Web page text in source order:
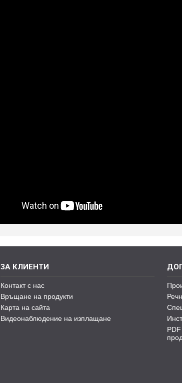
ЗА КЛИЕНТИ
Контакт с нас
Връщане на продукти
Карта на сайта
Видеонаблюдение на изплащане